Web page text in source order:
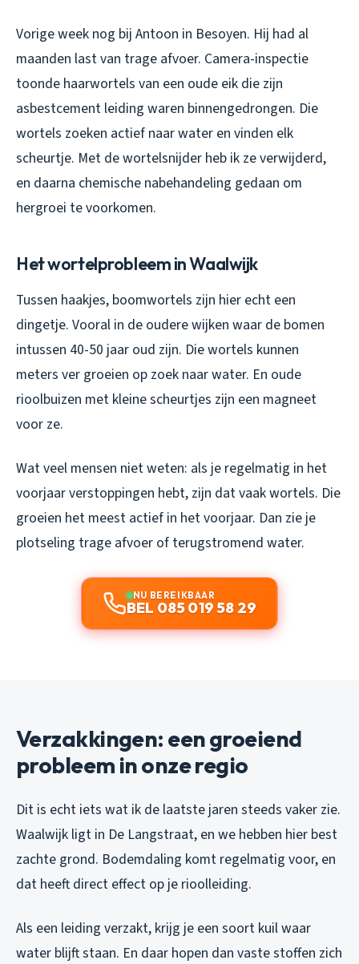
Vorige week nog bij Antoon in Besoyen. Hij had al
maanden last van trage afvoer. Camera-inspectie
toonde haarwortels van een oude eik die zijn
asbestcement leiding waren binnengedrongen. Die
wortels zoeken actief naar water en vinden elk
scheurtje. Met de wortelsnijder heb ik ze verwijderd,
en daarna chemische nabehandeling gedaan om
hergroei te voorkomen.
Het wortelprobleem in Waalwijk
Tussen haakjes, boomwortels zijn hier echt een
dingetje. Vooral in de oudere wijken waar de bomen
intussen 40-50 jaar oud zijn. Die wortels kunnen
meters ver groeien op zoek naar water. En oude
rioolbuizen met kleine scheurtjes zijn een magneet
voor ze.
Wat veel mensen niet weten: als je regelmatig in het
voorjaar verstoppingen hebt, zijn dat vaak wortels. Die
groeien het meest actief in het voorjaar. Dan zie je
plotseling trage afvoer of terugstromend water.
NU BEREIKBAAR
BEL 085 019 58 29
Verzakkingen: een groeiend
probleem in onze regio
Dit is echt iets wat ik de laatste jaren steeds vaker zie.
Waalwijk ligt in De Langstraat, en we hebben hier best
zachte grond. Bodemdaling komt regelmatig voor, en
dat heeft direct effect op je rioolleiding.
Als een leiding verzakt, krijg je een soort kuil waar
water blijft staan. En daar hopen dan vaste stoffen zich